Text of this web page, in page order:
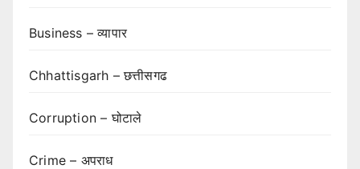
Business – व्यापार
Chhattisgarh – छत्तीसगढ
Corruption – घोटाले
Crime – अपराध